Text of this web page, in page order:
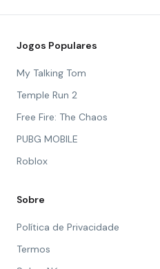
Jogos Populares
My Talking Tom
Temple Run 2
Free Fire: The Chaos
PUBG MOBILE
Roblox
Sobre
Política de Privacidade
Termos